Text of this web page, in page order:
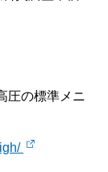
圧の標準メニ